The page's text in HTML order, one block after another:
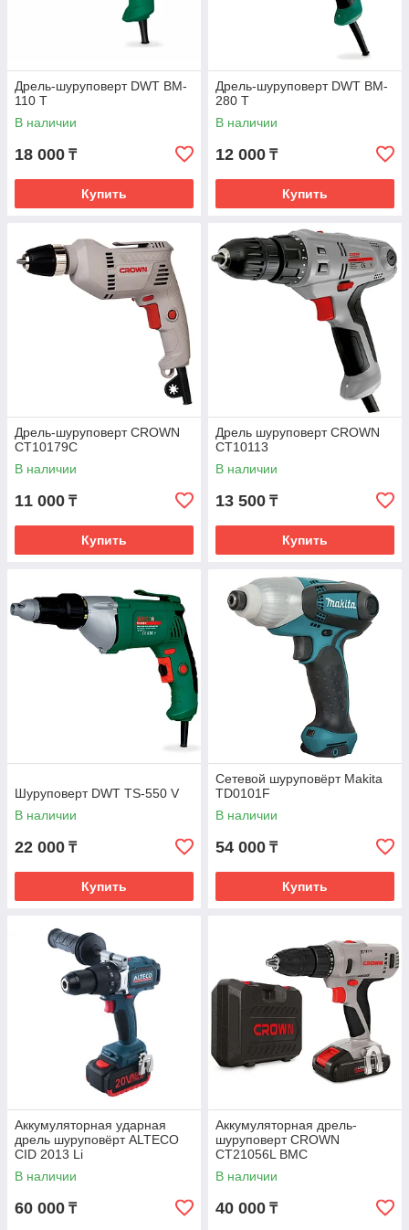
Дрель-шуруповерт DWT BM-
110 T
В наличии
18 000 ₸
Купить
Дрель-шуруповерт DWT BM-
280 T
В наличии
12 000 ₸
Купить
Дрель-шуруповерт CROWN
CT10179C
В наличии
11 000 ₸
Купить
Дрель шуруповерт CROWN
CT10113
В наличии
13 500 ₸
Купить
Шуруповерт DWT TS-550 V
В наличии
22 000 ₸
Купить
Сетевой шуруповёрт Makita
TD0101F
В наличии
54 000 ₸
Купить
Аккумуляторная ударная
дрель шуруповёрт ALTECO
CID 2013 Li
В наличии
60 000 ₸
Аккумуляторная дрель-
шуруповерт CROWN
CT21056L BMC
В наличии
40 000 ₸